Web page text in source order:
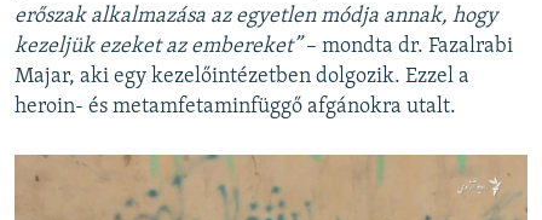
erőszak alkalmazása az egyetlen módja annak, hogy
kezeljük ezeket az embereket”– mondta dr. Fazalrabi
Majar, aki egy kezelőintézetben dolgozik. Ezzel a
heroin- és metamfetaminfüggő afgánokra utalt.